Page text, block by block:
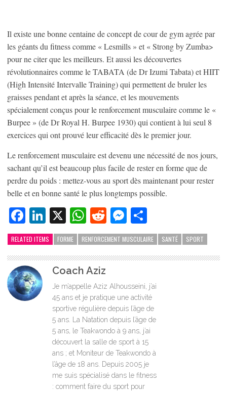
Il existe une bonne centaine de concept de cour de gym agrée par
les géants du fitness comme « Lesmills » et « Strong by Zumba>
pour ne citer que les meilleurs. Et aussi les découvertes
révolutionnaires comme le TABATA (de Dr Izumi Tabata) et HIIT
(High Intensité Intervalle Training) qui permettent de bruler les
graisses pendant et après la séance, et les mouvements
spécialement conçus pour le renforcement musculaire comme le «
Burpee » (de Dr Royal H. Burpee 1930) qui contient à lui seul 8
exercices qui ont prouvé leur efficacité dès le premier jour.
Le renforcement musculaire est devenu une nécessité de nos jours,
sachant qu’il est beaucoup plus facile de rester en forme que de
perdre du poids : mettez-vous au sport dès maintenant pour rester
belle et en bonne santé le plus longtemps possible.
Facebook
LinkedIn
X WhatsApp
RedditMessenger
RELATED ITEMS FORME RENFORCEMENT MUSCULAIRE SANTÉ SPORT
Coach Aziz
Je m’appelle Aziz Alhousseini, j’ai
45 ans et je pratique une activité
sportive régulière depuis l’âge de
5 ans. La Natation depuis l’âge de
5 ans, le Teakwondo à 9 ans, j’ai
découvert la salle de sport à 15
ans ; et Moniteur de Teakwondo à
l’âge de 18 ans. Depuis 2005 je
me suis spécialisé dans le fitness
: comment faire du sport pour